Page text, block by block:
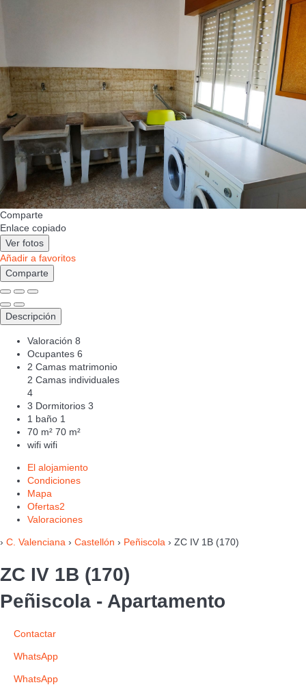
Comparte
Enlace copiado
Ver fotos
Añadir a favoritos
Comparte
Descripción
Valoración 8
Ocupantes 6
2 Camas matrimonio
2 Camas individuales
4
3 Dormitorios 3
1 baño 1
70 m² 70 m²
wifi wifi
El alojamiento
Condiciones
Mapa
Ofertas2
Valoraciones
› C. Valenciana › Castellón › Peñiscola › ZC IV 1B (170)
ZC IV 1B (170)
Peñiscola - Apartamento
Contactar
WhatsApp
WhatsApp